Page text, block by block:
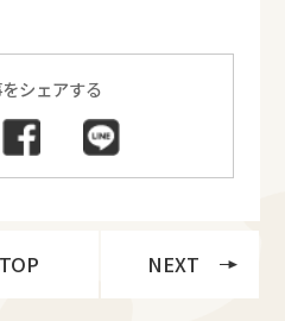
シェアする
TOP NEXT